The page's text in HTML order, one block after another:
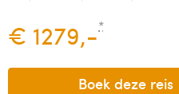
€ 1279,-*
Boek deze reis